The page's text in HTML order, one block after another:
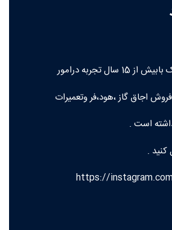
تجربه درامور
اجاق گاز ،هود،فر وتعمیرات
است .
کنید .
https://